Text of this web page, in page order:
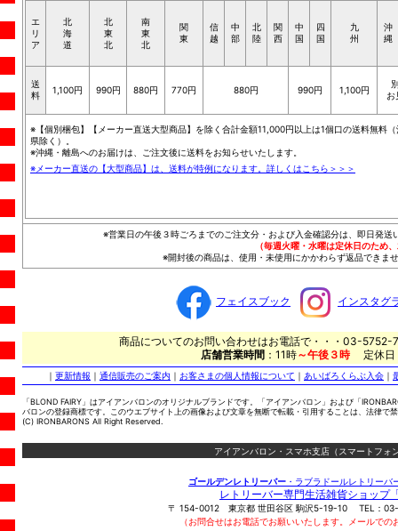
エ
リ
ア
北
海
道
北
東
北
南
東
北
関
東
信
越
中
部
北
陸
関
西
中
国
四
国
九
州
沖
縄
送
料
1,100円 990円 880円 770円 880円 990円 1,100円
お
※【個別梱包】【メーカー直送大型商品】を除く合計金額11,000円以上は1個口の送料無料（
県除く）。
※沖縄・離島へのお届けは、ご注文後に送料をお知らせいたします。
※メーカー直送の【大型商品】は、送料が特例になります。詳しくはこちら＞＞＞
※営業日の午後３時ごろまでのご注文分・および入金確認分は、即日発
（毎週火曜・水曜は定休日のため
※開封後の商品は、使用・未使用にかかわらず返品できま
フェイスブック インスタグ
商品についてのお問い合わせはお電話で・・・03-5752-
店舗営業時間 ：11時～午後３時 定休
｜ 更新情報 ｜ 通信販売のご案内 ｜ お客さまの個人情報について ｜ あいばろくらぶ入会 ｜
「BLOND FAIRY」はアイアンバロンのオリジナルブランドです。「アイアンバロン」および「
バロンの登録商標です。このウエブサイト上の画像および文章を無断で転載・引用することは、法律で
(C) IRONBARONS All Right Reserved.
アイアンバロン・スマホ支店（スマートフォ
ゴールデンレトリーバー ・ラブラドールレトリー
レトリーバー専門生活雑貨ショップ
〒 154-0012 東京都 世田谷区 駒沢5-19-10 TEL：
（お問合せはお電話でお願いいたします。メールで